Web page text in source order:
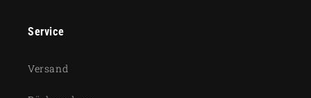
Service
Versand